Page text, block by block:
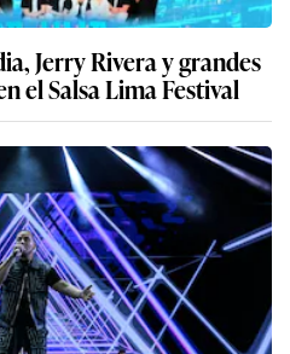
Jerry Rivera y grandes
el Salsa Lima Festival